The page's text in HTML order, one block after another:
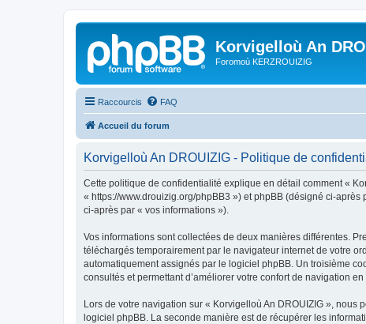
Korvigelloù An
Foromoù KERZROUIZIG
Raccourcis FAQ
Accueil du forum
Korvigelloù An DROUIZIG - Politique de
Cette politique de confidentialité explique en détail comment «
« https://www.drouizig.org/phpBB3 ») et phpBB (désigné ci-
ci-après par « vos informations »).
Vos informations sont collectées de deux manières différentes.
téléchargés temporairement par le navigateur internet de votre
automatiquement assignés par le logiciel phpBB. Un troisième
consultés et permettant d’améliorer votre confort de navigation en
Lors de votre navigation sur « Korvigelloù An DROUIZIG »,
logiciel phpBB. La seconde manière est de récupérer les